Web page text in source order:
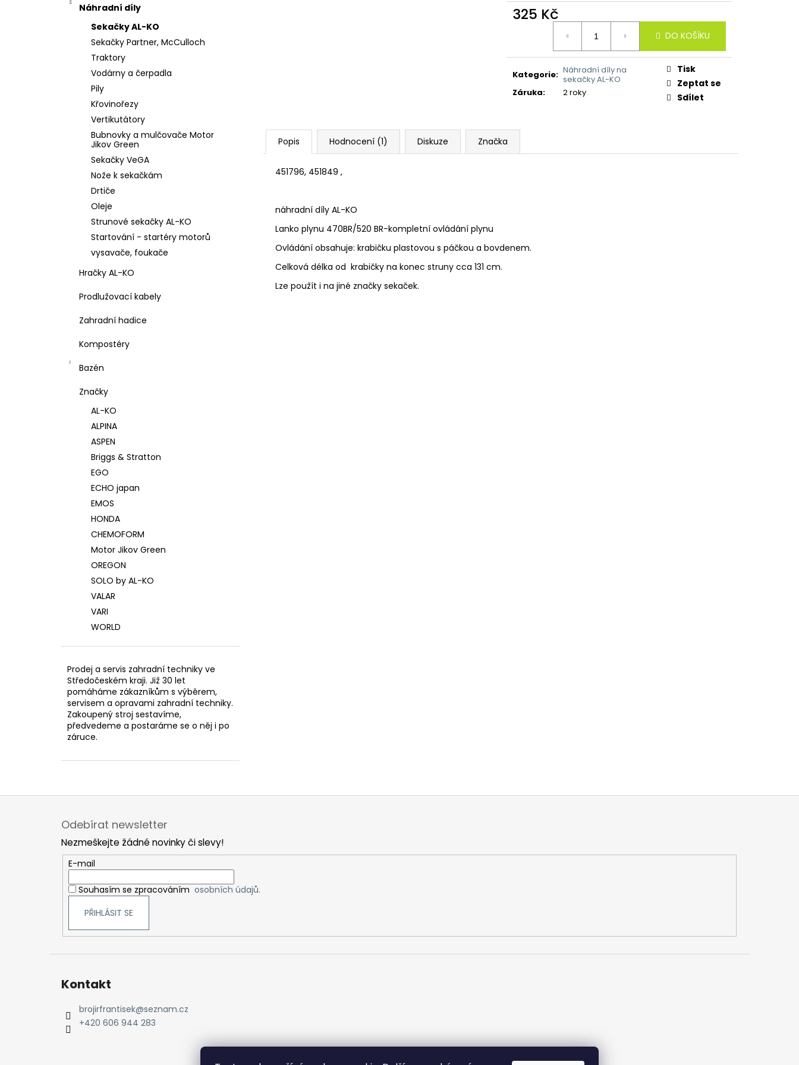
Náhradní díly
Sekačky AL-KO
Sekačky Partner, McCulloch
Traktory
Vodárny a čerpadla
Pily
Křovinořezy
Vertikutátory
Bubnovky a mulčovače Motor
Jikov Green
Sekačky VeGA
Nože k sekačkám
Drtiče
Oleje
Strunové sekačky AL-KO
Startování - startéry motorů
vysavače, foukače
Hračky AL-KO
Prodlužovací kabely
Zahradní hadice
Kompostéry
Bazén
Značky
AL-KO
ALPINA
ASPEN
Briggs & Stratton
EGO
ECHO japan
EMOS
HONDA
CHEMOFORM
Motor Jikov Green
OREGON
SOLO by AL-KO
VALAR
VARI
WORLD
Prodej a servis zahradní techniky ve
Středočeském kraji. Již 30 let
pomáháme zákazníkům s výběrem,
servisem a opravami zahradní techniky.
Zakoupený stroj sestavíme,
předvedeme a postaráme se o něj i po
záruce.
325 Kč
DO KOŠÍKU
Kategorie: Náhradní díly na
sekačky AL-KO
Záruka: 2 roky
Tisk
Zeptat se
Sdílet
Popis Hodnocení (1) Diskuze Značka
451796, 451849 ,
náhradní díly AL-KO
Lanko plynu 470BR/520 BR-kompletní ovládání plynu
Ovládání obsahuje: krabičku plastovou s páčkou a bovdenem.
Celková délka od krabičky na konec struny cca 131 cm.
Lze použít i na jiné značky sekaček.
Z
Odebírat newsletter
Nezmeškejte žádné novinky či slevy!
E-mail
Souhasím se zpracováním osobních údajů.
PŘIHLÁSIT SE
Kontakt
brojirfrantisek@seznam.cz
+420 606 944 283